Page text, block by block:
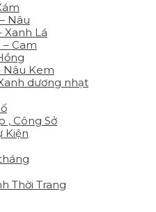
Nâu
Xanh Lá
Cam
Nâu Kem
dương nhạt
, Công Sở
Kiện
Thời Trang